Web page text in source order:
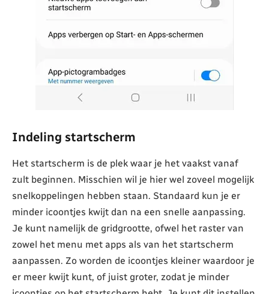
Indeling startscherm
Het startscherm is de plek waar je het vaakst vanaf
zult beginnen. Misschien wil je hier wel zoveel mogelijk
snelkoppelingen hebben staan. Standaard kun je er
minder icoontjes kwijt dan na een snelle aanpassing.
Je kunt namelijk de gridgrootte, ofwel het raster van
zowel het menu met apps als van het startscherm
aanpassen. Zo worden de icoontjes kleiner waardoor je
er meer kwijt kunt, of juist groter, zodat je minder